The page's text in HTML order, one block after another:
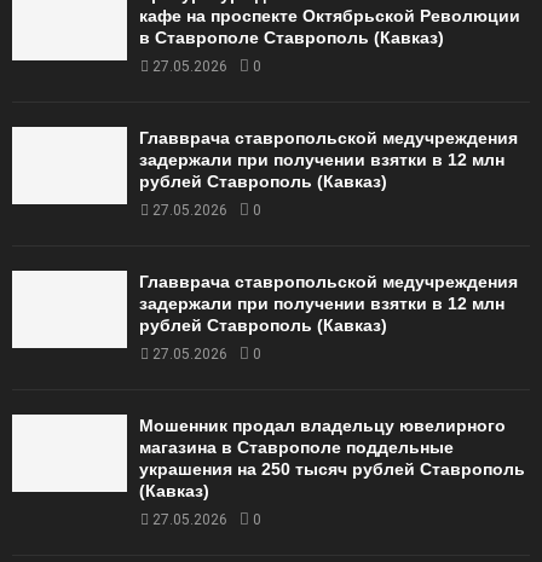
кафе на проспекте Октябрьской Революции
в Ставрополе Ставрополь (Кавказ)
27.05.2026 0
Главврача ставропольской медучреждения
задержали при получении взятки в 12 млн
рублей Ставрополь (Кавказ)
27.05.2026 0
Главврача ставропольской медучреждения
задержали при получении взятки в 12 млн
рублей Ставрополь (Кавказ)
27.05.2026 0
Мошенник продал владельцу ювелирного
магазина в Ставрополе поддельные
украшения на 250 тысяч рублей Ставрополь
(Кавказ)
27.05.2026 0